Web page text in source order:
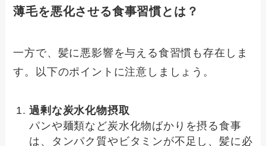
薄毛を悪化させる食事習慣とは？
一方で、髪に悪影響を与える食習慣も存在しま
す。以下のポイントに注意しましょう。
過剰な炭水化物摂取
パンや麺類など炭水化物ばかりを摂る食事
は、タンパク質やビタミンが不足し、髪に必